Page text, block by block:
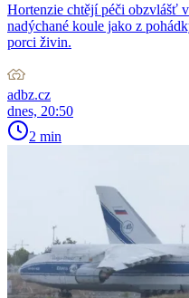
Hortenzie chtějí péči obzvlášť
nadýchané koule jako z
porci živin.
adbz.cz
dnes, 20:50
2 min